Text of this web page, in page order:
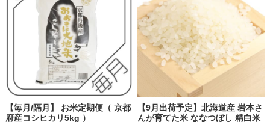
【毎月/隔月】 お米定期便（ 京都
府産コシヒカリ5kg ）
【9月出荷予定】北海道産 岩本さ
んが育てた米 ななつぼし 精白米